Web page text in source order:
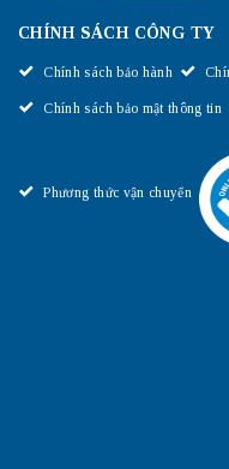
CHÍNH SÁCH CÔNG TY
Chính sách bảo hành
Chính sách bảo mật thông tin
Phương thức vận chuyển